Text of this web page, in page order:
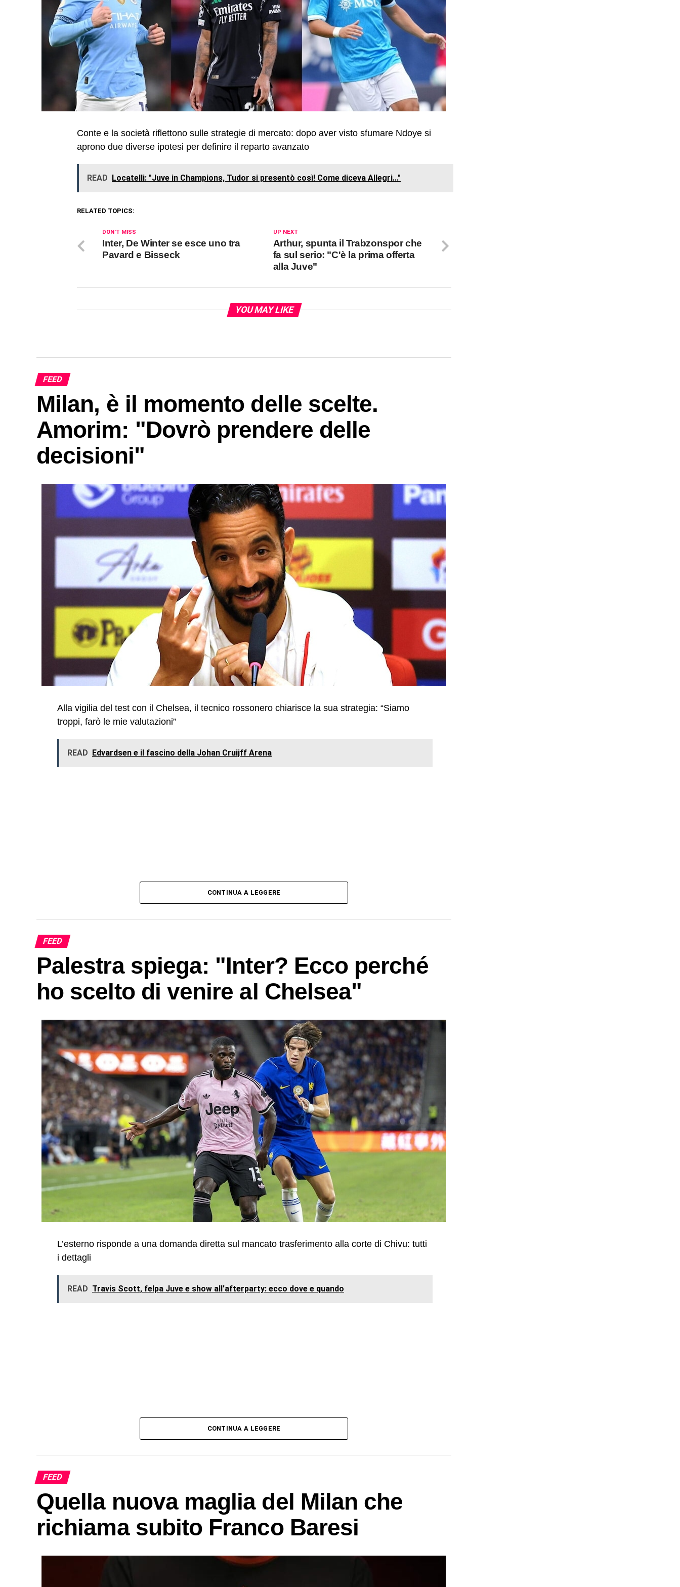
Conte e la società riflettono sulle strategie di mercato: dopo aver visto sfumare Ndoye si
aprono due diverse ipotesi per definire il reparto avanzato
READ Locatelli: "Juve in Champions, Tudor si presentò così! Come diceva Allegri..."
RELATED TOPICS:
UP NEXT
Arthur, spunta il Trabzonspor che
fa sul serio: "C'è la prima offerta
alla Juve"
DON'T MISS
Inter, De Winter se esce uno tra
Pavard e Bisseck
YOU MAY LIKE
FEED
Milan, è il momento delle scelte.
Amorim: "Dovrò prendere delle
decisioni"
Alla vigilia del test con il Chelsea, il tecnico rossonero chiarisce la sua strategia: “Siamo
troppi, farò le mie valutazioni”
READ Edvardsen e il fascino della Johan Cruijff Arena
CONTINUA A LEGGERE
FEED
Palestra spiega: "Inter? Ecco perché
ho scelto di venire al Chelsea"
L’esterno risponde a una domanda diretta sul mancato trasferimento alla corte di Chivu: tutti
i dettagli
READ Travis Scott, felpa Juve e show all'afterparty: ecco dove e quando
CONTINUA A LEGGERE
FEED
Quella nuova maglia del Milan che
richiama subito Franco Baresi